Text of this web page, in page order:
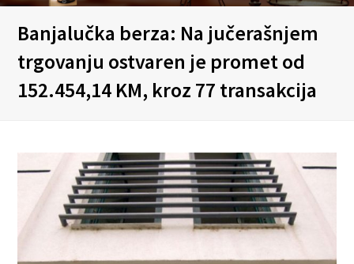
Banjalučka berza: Na jučerašnjem
trgovanju ostvaren je promet od
152.454,14 KM, kroz 77 transakcija